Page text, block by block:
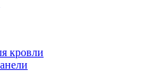
кровли